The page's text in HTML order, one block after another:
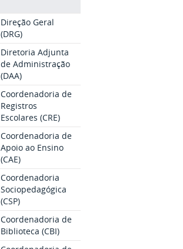
Direção Geral
(DRG)
Diretoria Adjunta
de Administração
(DAA)
Coordenadoria de
Registros
Escolares (CRE)
Coordenadoria de
Apoio ao Ensino
(CAE)
Coordenadoria
Sociopedagógica
(CSP)
Coordenadoria de
Biblioteca (CBI)